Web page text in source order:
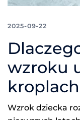
2025-09-22
wzroku
Wzrok dziecka